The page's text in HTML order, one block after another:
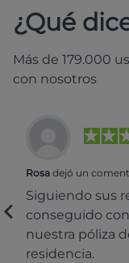
¿Qué
Más de 179.000
con nosotros
Rosa dejó un
Siguiendo sus
conseguido
nuestra póliza
residencia.